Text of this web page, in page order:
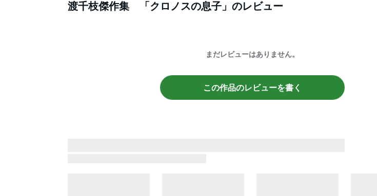
渡千枝傑作集 「クロノスの息子」 のレビュー
まだレビューはありません。
この作品のレビューを書く